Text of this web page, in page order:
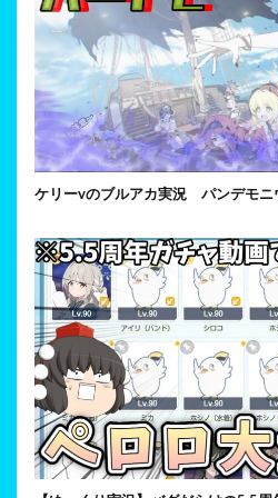
ケリーvのブルアカ実況 パンデモニ